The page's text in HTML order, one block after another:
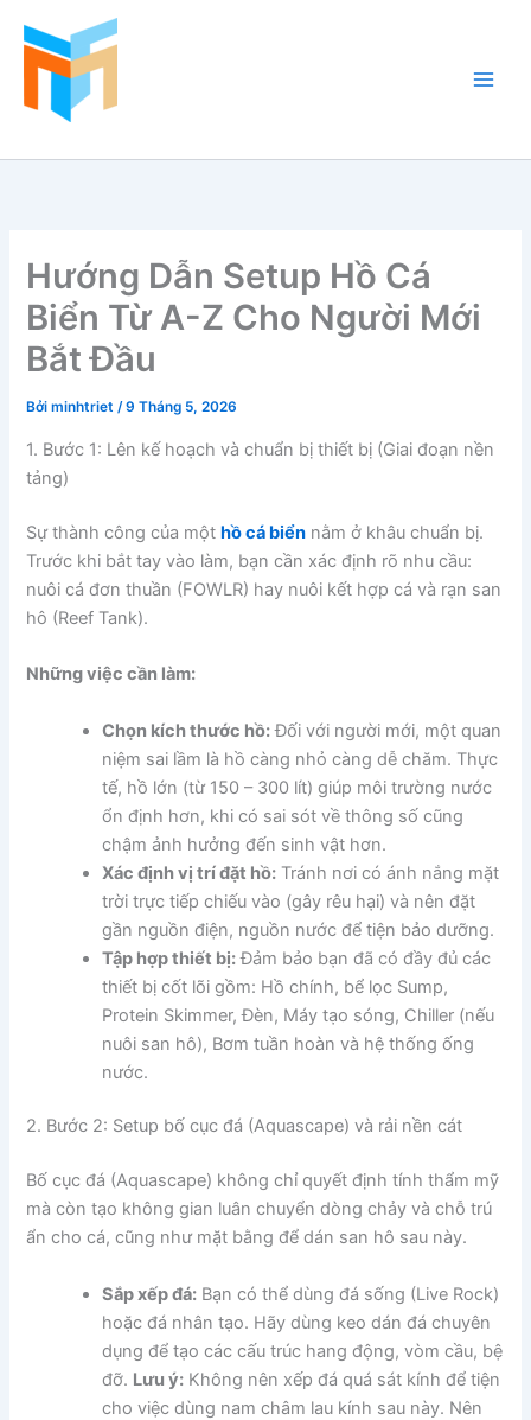
Hướng Dẫn Setup Hồ Cá
Biển Từ A-Z Cho Người Mới
Bắt Đầu
Bởiminhtriet/9 Tháng 5, 2026
1. Bước 1: Lên kế hoạch và chuẩn bị thiết bị (Giai đoạn nền
tảng)
Sự thành công của mộthồ cá biển nằm ở khâu chuẩn bị.
Trước khi bắt tay vào làm, bạn cần xác định rõ nhu cầu:
nuôi cá đơn thuần (FOWLR) hay nuôi kết hợp cá và rạn san
hô (Reef Tank).
Những việc cần làm:
Chọn kích thước hồ:Đối với người mới, một quan
niệm sai lầm là hồ càng nhỏ càng dễ chăm. Thực
tế, hồ lớn (từ 150 – 300 lít) giúp môi trường nước
ổn định hơn, khi có sai sót về thông số cũng
chậm ảnh hưởng đến sinh vật hơn.
Xác định vị trí đặt hồ: Tránh nơi có ánh nắng mặt
trời trực tiếp chiếu vào (gây rêu hại) và nên đặt
gần nguồn điện, nguồn nước để tiện bảo dưỡng.
Tập hợp thiết bị:Đảm bảo bạn đã có đầy đủ các
thiết bị cốt lõi gồm: Hồ chính, bể lọc Sump,
Protein Skimmer, Đèn, Máy tạo sóng, Chiller (nếu
nuôi san hô), Bơm tuần hoàn và hệ thống ống
nước.
2. Bước 2: Setup bố cục đá (Aquascape) và rải nền cát
Bố cục đá (Aquascape) không chỉ quyết định tính thẩm mỹ
mà còn tạo không gian luân chuyển dòng chảy và chỗ trú
ẩn cho cá, cũng như mặt bằng để dán san hô sau này.
Sắp xếp đá: Bạn có thể dùng đá sống (Live Rock)
hoặc đá nhân tạo. Hãy dùng keo dán đá chuyên
dụng để tạo các cấu trúc hang động, vòm cầu, bệ
đỡ. Lưu ý: Không nên xếp đá quá sát kính để tiện
cho việc dùng nam châm lau kính sau này. Nên